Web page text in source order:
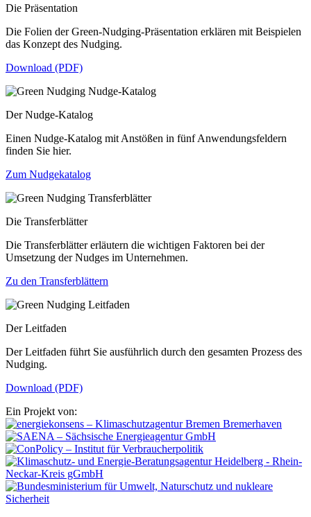
Die Präsentation
Die Folien der Green-Nudging-Präsentation erklären mit Beispielen
das Konzept des Nudging.
Download (PDF)
Der Nudge-Katalog
Einen Nudge-Katalog mit Anstößen in fünf Anwendungsfeldern
finden Sie hier.
Zum Nudgekatalog
Die Transferblätter
Die Transferblätter erläutern die wichtigen Faktoren bei der
Umsetzung der Nudges im Unternehmen.
Zu den Transferblättern
Der Leitfaden
Der Leitfaden führt Sie ausführlich durch den gesamten Prozess des
Nudging.
Download (PDF)
Ein Projekt von: